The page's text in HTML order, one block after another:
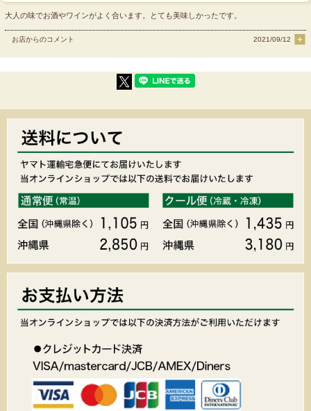
大人の味でお酒やワインがよく合います。とても美味しかったです。
お店からのコメント 2021/09/12